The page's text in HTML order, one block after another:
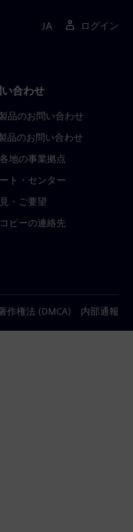
JA ログイン
合わせ
品のお問い合わせ
品のお問い合わせ
地の事業拠点
ト・センター
・ご要望
ピーの連絡先
作権法 (DMCA) 内部通報